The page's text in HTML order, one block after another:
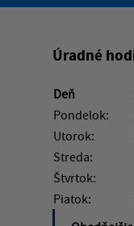
Úradné
Deň
Pondelok:
Utorok:
Streda:
Štvrtok:
Piatok: